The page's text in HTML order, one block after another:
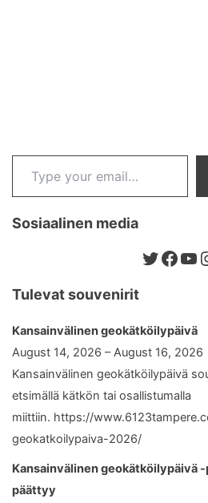
Type your email…
Sosiaalinen media
Twitter
Tulevat souvenirit
Kansainvälinen geokätköilypäivä
August 14, 2026 – August 16, 2026
Kansainvälinen geokätköilypäivä
etsimällä kätkön tai osallistumalla
miittiin. https://
geokatkoilypaiva-2026/
Kansainvälinen geokätköilypäivä
päättyy